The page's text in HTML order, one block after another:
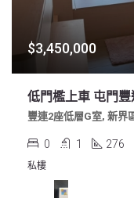
$3,450,000
低門檻上車 屯門
豐連2座低層G室, 新界
0 1 276
私樓